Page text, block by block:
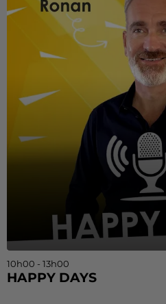
10h00 - 13h00
HAPPY DAYS